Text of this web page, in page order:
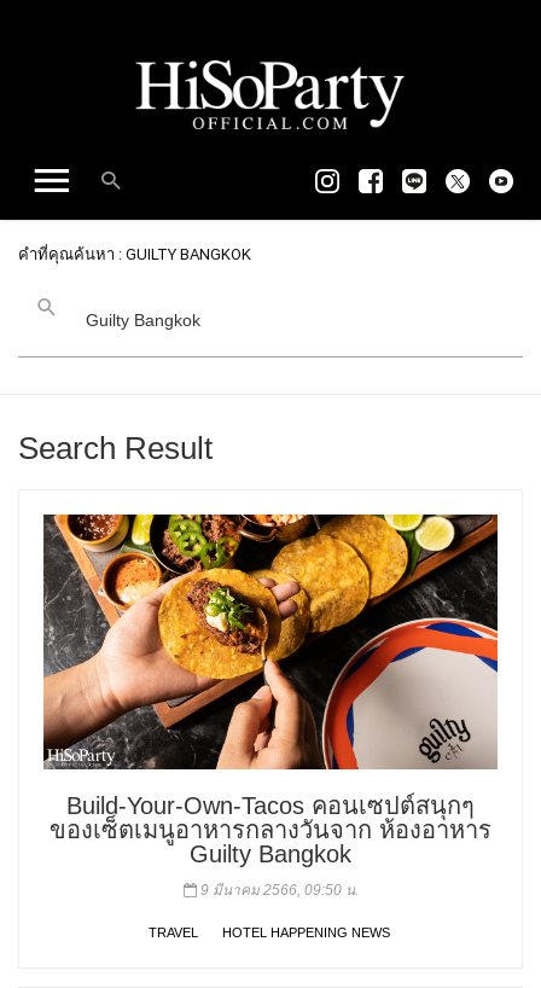
คำที่คุณค้นหา : GUILTY BANGKOK
Search Result
Build-Your-Own-Tacos คอนเซปต์สนุกๆ
ของเซ็ตเมนูอาหารกลางวันจาก ห้องอาหาร
Guilty Bangkok
9 มีนาคม 2566, 09:50 น.
TRAVEL HOTEL HAPPENING NEWS